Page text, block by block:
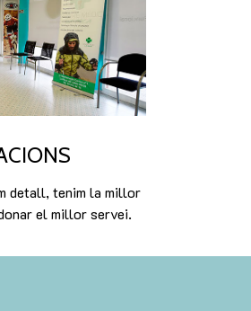
detall, tenim la millor
el millor servei.